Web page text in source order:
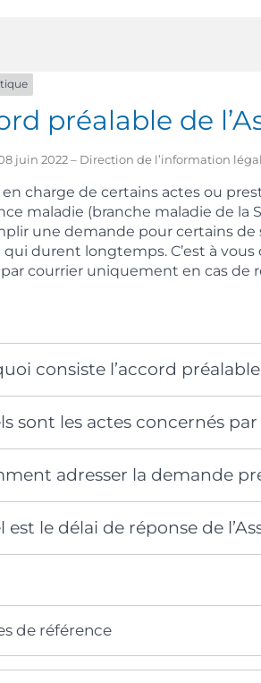
préalable de
juin 2022 – Direction de l’information
en charge de certains actes ou
maladie (branche maladie de
une demande pour certains de
qui durent longtemps. C’est à vous
courrier uniquement en cas de
consiste l’accord
sont les actes concernés
adresser la demande
est le délai de réponse de
de référence